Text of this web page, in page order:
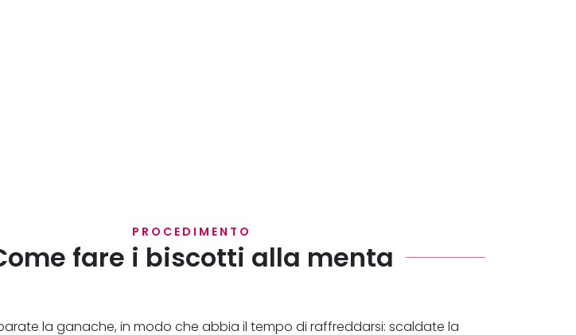
PROCEDIMENTO
fare i biscotti alla menta
la ganache, in modo che abbia il tempo di raffreddarsi: scaldate la